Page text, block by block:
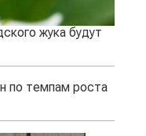
жука будут
по темпам роста